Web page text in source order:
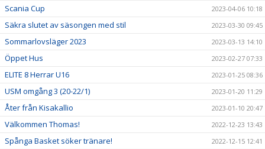
Scania Cup 2023-04-06 10:18
Säkra slutet av säsongen med stil 2023-03-30 09:45
Sommarlovsläger 2023 2023-03-13 14:10
Öppet Hus 2023-02-27 07:33
ELITE 8 Herrar U16 2023-01-25 08:36
USM omgång 3 (20-22/1) 2023-01-20 11:29
Åter från Kisakallio 2023-01-10 20:47
Välkommen Thomas! 2022-12-23 13:43
Spånga Basket söker tränare! 2022-12-15 12:41